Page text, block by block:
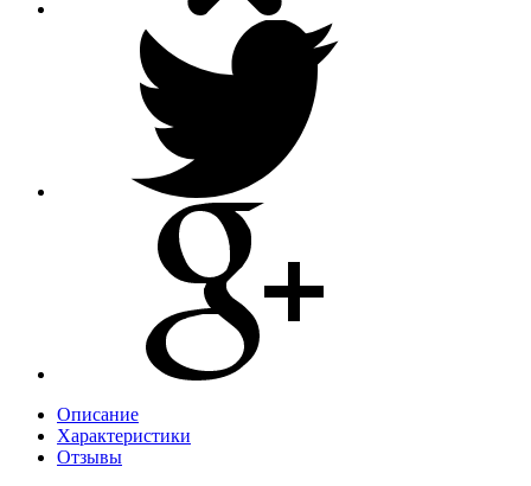
Описание
Характеристики
Отзывы